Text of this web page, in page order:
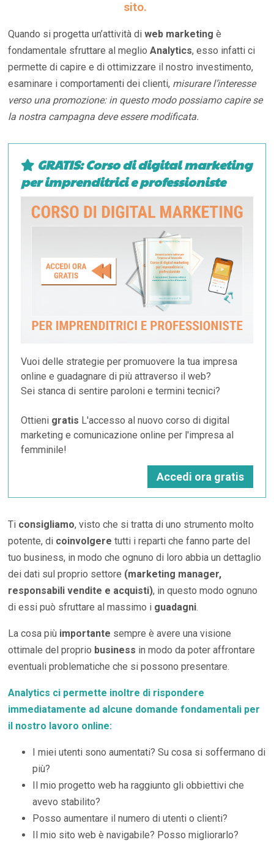
sito.
Quando si progetta un’attività diweb marketing è
fondamentale sfruttare al meglioAnalytics, esso infatti ci
permette di capire e di ottimizzare il nostro investimento,
esaminare i comportamenti dei clienti, misurare l’interesse
verso una promozione: in questo modo possiamo capire se
la nostra campagna deve essere modificata.
GRATIS: Corso di digital marketing
per imprenditrici e professioniste
Vuoi delle strategie per promuovere la tua impresa
online e guadagnare di più attraverso il web?
Sei stanca di sentire paroloni e termini tecnici?
Ottieni gratis L'accesso al nuovo corso di digital
marketing e comunicazione online per l'impresa al
femminile!
Accedi ora gratis
Ti consigliamo, visto che si tratta di uno strumento molto
potente, di coinvolgeretutti i reparti che fanno parte del
tuo business, in modo che ognuno di loro abbia un dettaglio
dei dati sul proprio settore (marketing manager,
responsabili vendite e acquisti), in questo modo ognuno
di essi può sfruttare al massimo i guadagni.
La cosa più importante sempre è avere una visione
ottimale del proprio business in modo da poter affrontare
eventuali problematiche che si possono presentare.
Analytics ci permette inoltre di rispondere
immediatamente ad alcune domande fondamentali per
il nostro lavoro online:
I miei utenti sono aumentati? Su cosa si soffermano di
più?
Il mio progetto web ha raggiunto gli obbiettivi che
avevo stabilito?
Posso aumentare il numero di utenti o clienti?
Il mio sito web è navigabile? Posso migliorarlo?